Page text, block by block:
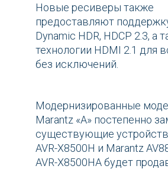
Новые ресиверы также
предоставляют
Dynamic HDR, HDCP 2.3, а
технологии HDMI 2.1 для
без исключений.
Модернизированные
Marantz «А» постепенно
существующие
AVR-X8500H и Marantz
AVR-X8500HA будет